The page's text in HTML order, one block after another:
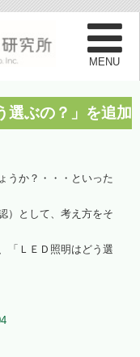
選ぶの？」を追加
うか？・・・といった
）として、考え方をそ
「ＬＥＤ照明はどう選